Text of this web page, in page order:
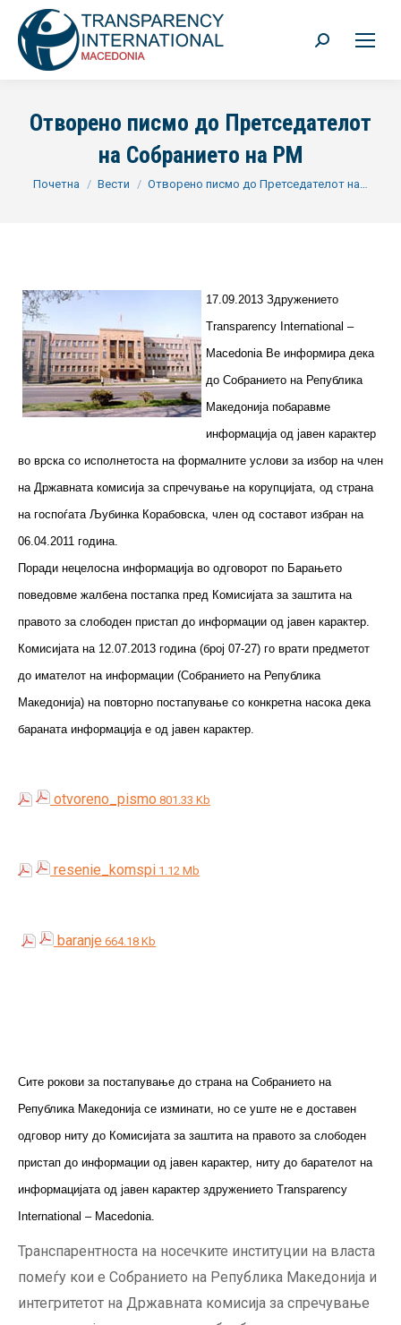
Search:
Отворено писмо до Претседателот
на Собранието на РМ
You are here:
Почетна Вести Отворено писмо до Претседателот на…
17.09.2013 Здружението
Transparency International –
Macedonia Ве информира дека
до Собранието на Република
Македонија побаравме
информација од јавен карактер
во врска со исполнетоста на формалните услови за избор на член
на Државната комисија за спречување на корупцијата, од страна
на госпоѓата Љубинка Корабовска, член од составот избран на
06.04.2011 година.
Поради нецелосна информација во одговорот по Барањето
поведовме жалбена постапка пред Комисијата за заштита на
правото за слободен пристап до информации од јавен карактер.
Комисијата на 12.07.2013 година (број 07-27) го врати предметот
до имателот на информации (Собранието на Република
Македонија) на повторно постапување со конкретна насока дека
бараната информација е од јавен карактер.
otvoreno_pismo 801.33 Kb
resenie_komspi 1.12 Mb
baranje 664.18 Kb
Сите рокови за постапување до страна на Собранието на
Република Македонија се изминати, но се уште не е доставен
одговор ниту до Комисијата за заштита на правото за слободен
пристап до информации од јавен карактер, ниту до барателот на
информацијата од јавен карактер здружението Transparency
International – Macedonia.
Транспарентноста на носечките институции на власта
помеѓу кои е Собранието на Република Македонија и
интегритетот на Државната комисија за спречување